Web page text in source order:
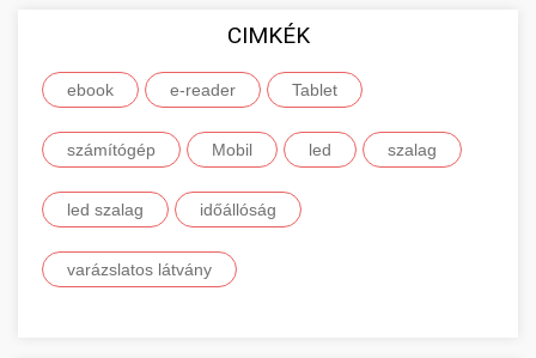
CIMKÉK
ebook e-reader Tablet
számítógép Mobil led szalag
led szalag időállóság
varázslatos látvány